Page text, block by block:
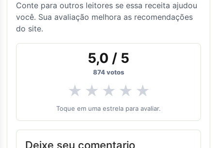
Conte para outros leitores se essa receita ajudou
você. Sua avaliação melhora as recomendações
do site.
5,0 / 5
874votos
★ ★ ★ ★ ★
Toque em uma estrela para avaliar.
Deixe seu comentario